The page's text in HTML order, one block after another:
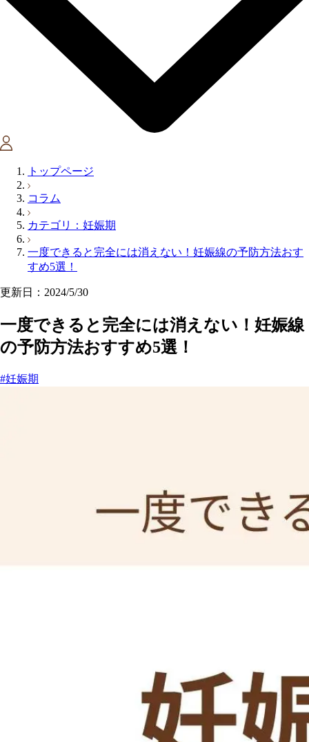
トップページ
コラム
カテゴリ：妊娠期
一度できると完全には消えない！妊娠線の予防方法おす
すめ5選！
更新日：2024/5/30
一度できると完全には消えない！妊娠線
の予防方法おすすめ5選！
#妊娠期